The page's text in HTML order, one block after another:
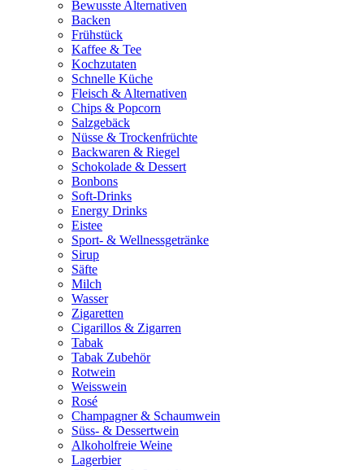
Bewusste Alternativen
Backen
Frühstück
Kaffee & Tee
Kochzutaten
Schnelle Küche
Fleisch & Alternativen
Chips & Popcorn
Salzgebäck
Nüsse & Trockenfrüchte
Backwaren & Riegel
Schokolade & Dessert
Bonbons
Soft-Drinks
Energy Drinks
Eistee
Sport- & Wellnessgetränke
Sirup
Säfte
Milch
Wasser
Zigaretten
Cigarillos & Zigarren
Tabak
Tabak Zubehör
Rotwein
Weisswein
Rosé
Champagner & Schaumwein
Süss- & Dessertwein
Alkoholfreie Weine
Lagerbier